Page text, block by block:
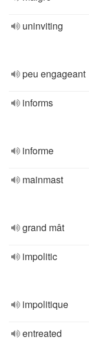
uninviting
peu engageant
informs
informe
mainmast
grand mât
impolitic
impolitique
entreated